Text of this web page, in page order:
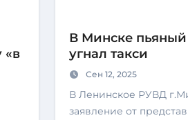
В Минске
угнал такси
Сен 12, 2025
В Ленинское РУВД г.Минска поступило
заявление от